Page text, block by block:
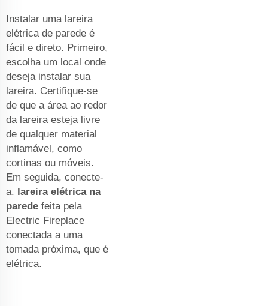
Instalar uma lareira
elétrica de parede é
fácil e direto. Primeiro,
escolha um local onde
deseja instalar sua
lareira. Certifique-se
de que a área ao redor
da lareira esteja livre
de qualquer material
inflamável, como
cortinas ou móveis.
Em seguida, conecte-
a. lareira elétrica na
parede feita pela
Electric Fireplace
conectada a uma
tomada próxima, que é
elétrica.